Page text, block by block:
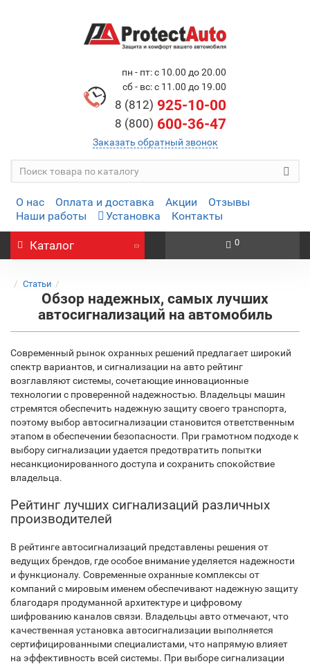
пн - пт: с 10.00 до 20.00
сб - вс: с 11.00 до 19.00
8 (812) 925-10-00
8 (800) 600-36-47
Заказать обратный звонок
О нас Оплата и доставка Акции
Отзывы
Наши работы
Установка Контакты
Каталог 0
Статьи
Обзор надежных, самых лучших
автосигнализаций на автомобиль
Современный рынок охранных решений предлагает широкий
спектр вариантов, и сигнализации на авто рейтинг
возглавляют системы, сочетающие инновационные
технологии с проверенной надежностью. Владельцы машин
стремятся обеспечить надежную защиту своего транспорта,
поэтому выбор автосигнализации становится ответственным
этапом в обеспечении безопасности. При грамотном подходе к
выбору сигнализации удается предотвратить попытки
несанкционированного доступа и сохранить спокойствие
владельца.
Рейтинг лучших сигнализаций различных
производителей
В рейтинге автосигнализаций представлены решения от
ведущих брендов, где особое внимание уделяется надежности
и функционалу. Современные охранные комплексы от
компаний с мировым именем обеспечивают надежную защиту
благодаря продуманной архитектуре и цифровому
шифрованию каналов связи. Владельцы авто отмечают, что
качественная установка автосигнализации выполняется
сертифицированными специалистами, что напрямую влияет
на эффективность всей системы. При выборе сигнализации